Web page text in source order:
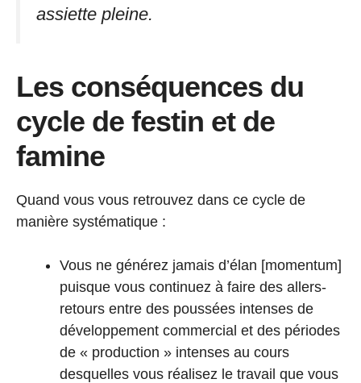
assiette pleine.
Les conséquences du
cycle de festin et de
famine
Quand vous vous retrouvez dans ce cycle de
manière systématique :
Vous ne générez jamais d’élan [momentum]
puisque vous continuez à faire des allers-
retours entre des poussées intenses de
développement commercial et des périodes
de « production » intenses au cours
desquelles vous réalisez le travail que vous